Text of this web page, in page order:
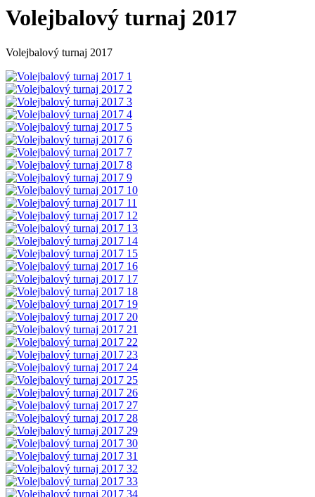
Volejbalový turnaj 2017
Volejbalový turnaj 2017